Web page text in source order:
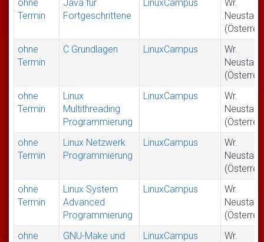
ohne
Termin
Java für
Fortgeschrittene
LinuxCampus
Wr.
Neustadt
ohne
Termin
C Grundlagen LinuxCampus
Wr.
Neustadt
ohne
Termin
Linux
Multithreading
Programmierung
LinuxCampus
Wr.
Neustadt
ohne
Termin
Linux Netzwerk
Programmierung
LinuxCampus
Wr.
Neustadt
ohne
Termin
Linux System
Advanced
Programmierung
LinuxCampus
Wr.
Neustadt
ohne
GNU-Make und
LinuxCampus
Wr.